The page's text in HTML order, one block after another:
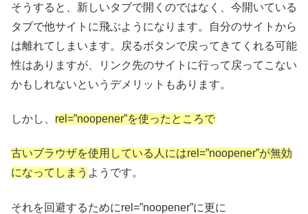
そうすると、新しいタブで開くのではなく、今開いている
タブで他サイトに飛ぶようになります。自分のサイトから
は離れてしまいます。戻るボタンで戻ってきてくれる可能
性はありますが、リンク先のサイトに行って戻ってこない
かもしれないというデメリットもあります。
しかし、 rel=”noopener”を使ったところで
古いブラウザを使用している人にはrel=”noopener”が無効
になってしまう ようです。
それを回避するためにrel=”noopener”に更に